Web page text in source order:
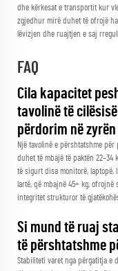
dhe kërkesat e transportit kur
zgjedhur mirë duhet të ofrojë
lëvizjen dhe ruajtjen e saj
FAQ
Cila kapacitet
tavolinë të
përdorim në
Një tavolinë e përshtatshme
duhet të mbajë të paktën 22–34
të sigurt disa monitorë, laptopë,
lartë, që mbajnë 45+ kg,
integritet strukturor të
Si mund të ruaj
të përshtatshme
Stabiliteti varet nga përgatitja e